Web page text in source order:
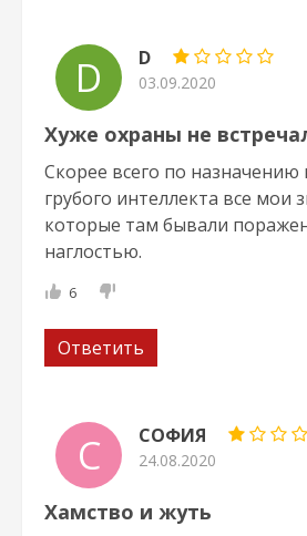
D D
03.09.2020
Хуже охраны не
Скорее всего по
грубого интеллекта все мои
которые там бывали
наглостью.
6
Ответить
С СОФИЯ
24.08.2020
Хамство и жуть